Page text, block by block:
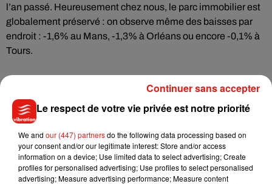
l’an passé. Heureusement chez nous, le parc immobilier est
globalement préservé : on observe même des baisses par
endroit : -1,6% au Mans, -1,3% à Orléans ou encore -0,1% à
Tours.
Musique
Julien Lieb s’essaye à la vie de chatelain
dans son nouveau clip
Le respect de votre vie privée est notre priorité
We and our (447) partnersdo the following data processing based on
your consent and/or our legitimate interest: Store and/or access
information on a device; Use limited data to select advertising; Create
profiles for personalised advertising; Use profiles to select personalised
advertising; Measure advertising performance; Measure content
Continuer sans accepter